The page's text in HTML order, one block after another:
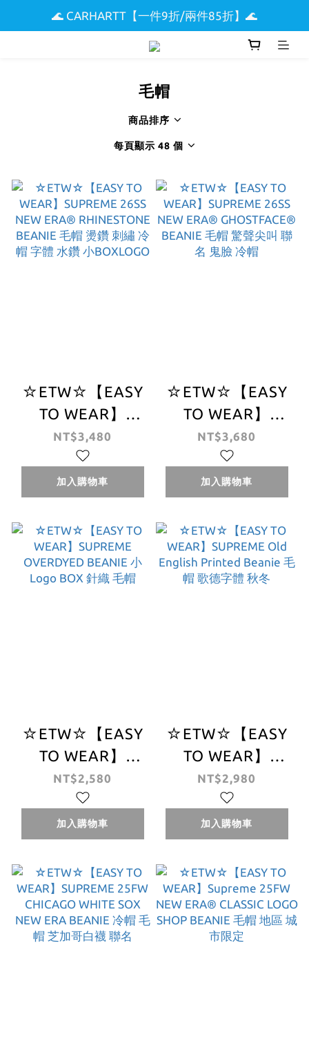
🌟 全館滿$5000現折$300 🌟
🌊 CARHARTT【一件9折/兩件85折】🌊
🏖️ SUPREME & STUSSY短T【兩件9折區】🏖️
毛帽
商品排序
每頁顯示 48 個
☆ETW☆【EASY
TO WEAR】
SUPREME 26SS
NEW ERA®
RHINESTONE
BEANIE 毛帽 燙鑽
刺繡 冷帽 字體 水
鑽 小BOXLOGO
NT$3,480
加入購物車
☆ETW☆【EASY
TO WEAR】
SUPREME 26SS
NEW ERA®
GHOSTFACE®
BEANIE 毛帽 驚聲
尖叫 聯名 鬼臉 冷
帽
NT$3,680
加入購物車
☆ETW☆【EASY
TO WEAR】
SUPREME
OVERDYED
BEANIE 小Logo
BOX 針織 毛帽
NT$2,580
加入購物車
☆ETW☆【EASY
TO WEAR】
SUPREME Old
English Printed
Beanie 毛帽 歌德
字體 秋冬
NT$2,980
加入購物車